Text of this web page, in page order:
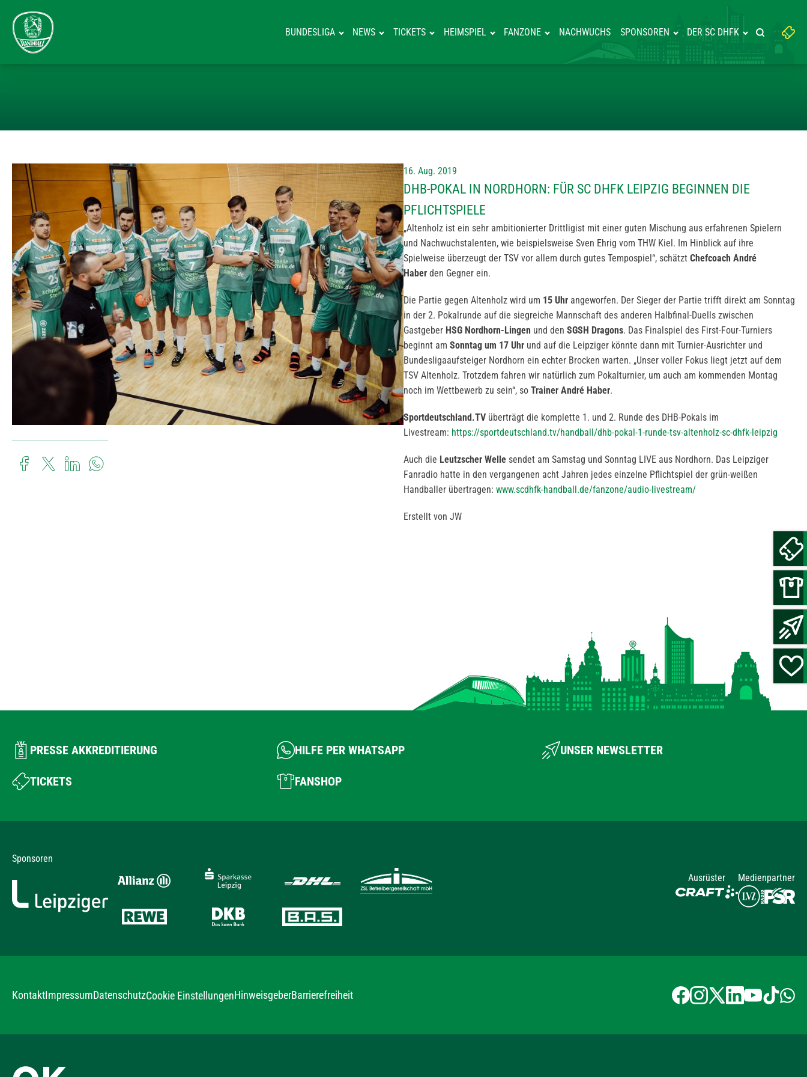
BUNDESLIGA NEWS TICKETS HEIMSPIEL FANZONE NACHWUCHS SPONSOREN DER SC DHFK
Suchbegriff
eingeben:
Suche
16. Aug. 2019
DHB-POKAL IN NORDHORN: FÜR SC DHFK LEIPZIG BEGINNEN DIE
PFLICHTSPIELE
„Altenholz ist ein sehr ambitionierter Drittligist mit einer guten Mischung aus erfahrenen Spielern
und Nachwuchstalenten, wie beispielsweise Sven Ehrig vom THW Kiel. Im Hinblick auf ihre
Spielweise überzeugt der TSV vor allem durch gutes Tempospiel“, schätzt Chefcoach André
Haber den Gegner ein.
Die Partie gegen Altenholz wird um 15 Uhr angeworfen. Der Sieger der Partie trifft direkt am Sonntag
in der 2. Pokalrunde auf die siegreiche Mannschaft des anderen Halbfinal-Duells zwischen
Gastgeber HSG Nordhorn-Lingen und den SGSH Dragons. Das Finalspiel des First-Four-Turniers
beginnt am Sonntag um 17 Uhr und auf die Leipziger könnte dann mit Turnier-Ausrichter und
Bundesligaaufsteiger Nordhorn ein echter Brocken warten. „Unser voller Fokus liegt jetzt auf dem
TSV Altenholz. Trotzdem fahren wir natürlich zum Pokalturnier, um auch am kommenden Montag
noch im Wettbewerb zu sein“, so Trainer André Haber.
Sportdeutschland.TV überträgt die komplette 1. und 2. Runde des DHB-Pokals im
Livestream: https://sportdeutschland.tv/handball/dhb-pokal-1-runde-tsv-altenholz-sc-dhfk-leipzig
Auch die Leutzscher Welle sendet am Samstag und Sonntag LIVE aus Nordhorn. Das Leipziger
Fanradio hatte in den vergangenen acht Jahren jedes einzelne Pflichtspiel der grün-weißen
Handballer übertragen: www.scdhfk-handball.de/fanzone/audio-livestream/
Erstellt von JW
PRESSE AKKREDITIERUNG HILFE PER WHATSAPP UNSER NEWSLETTER
TICKETS FANSHOP
Sponsoren
Ausrüster
Medienpartner
KontaktImpressumDatenschutzCookie EinstellungenHinweisgeberBarrierefreiheit